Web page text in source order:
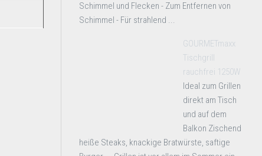
Schimmel und Flecken - Zum Entfernen von
Schimmel - Für strahlend ...
GOURMETmaxx
Tischgrill
rauchfrei 1250W
Ideal zum Grillen
direkt am Tisch
und auf dem
Balkon Zischend
heiße Steaks, knackige Bratwürste, saftige